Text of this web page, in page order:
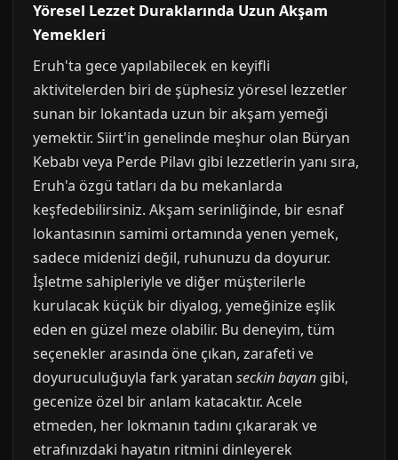
Yöresel Lezzet Duraklarında Uzun Akşam
Yemekleri
Eruh'ta gece yapılabilecek en keyifli
aktivitelerden biri de şüphesiz yöresel lezzetler
sunan bir lokantada uzun bir akşam yemeği
yemektir. Siirt'in genelinde meşhur olan Büryan
Kebabı veya Perde Pilavı gibi lezzetlerin yanı sıra,
Eruh'a özgü tatları da bu mekanlarda
keşfedebilirsiniz. Akşam serinliğinde, bir esnaf
lokantasının samimi ortamında yenen yemek,
sadece midenizi değil, ruhunuzu da doyurur.
İşletme sahipleriyle ve diğer müşterilerle
kurulacak küçük bir diyalog, yemeğinize eşlik
eden en güzel meze olabilir. Bu deneyim, tüm
seçenekler arasında öne çıkan, zarafeti ve
doyuruculuğuyla fark yaratan seckin bayan gibi,
gecenize özel bir anlam katacaktır. Acele
etmeden, her lokmanın tadını çıkararak ve
etrafınızdaki hayatın ritmini dinleyerek